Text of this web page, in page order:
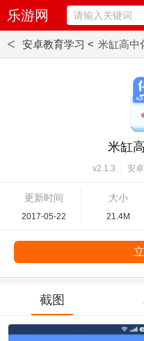
乐游网
< 安卓教育学习 < 米缸高中
米缸
v2.1.3 安
更新时间
2017-05-22
大小
21.4M
截图